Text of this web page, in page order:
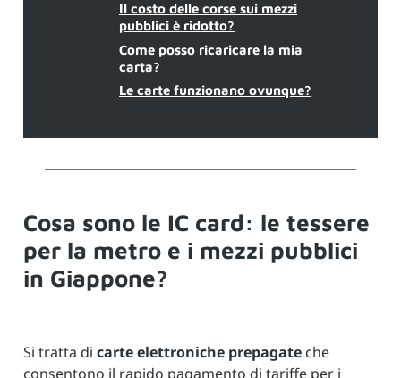
Il costo delle corse sui mezzi
pubblici è ridotto?
Come posso ricaricare la mia
carta?
Le carte funzionano ovunque?
Cosa sono le IC card: le tessere
per la metro e i mezzi pubblici
in Giappone?
Si tratta di carte elettroniche prepagate che
consentono il rapido pagamento di tariffe per i